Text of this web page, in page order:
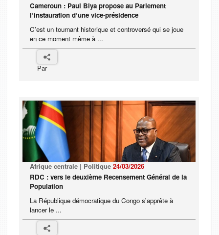
Cameroun : Paul Biya propose au Parlement
l’instauration d’une vice-présidence
C'est un tournant historique et controversé qui se joue
en ce moment même à ...
Par
Afrique centrale | Politique 24/03/2026
RDC : vers le deuxième Recensement Général de la
Population
La République démocratique du Congo s'apprête à
lancer le ...